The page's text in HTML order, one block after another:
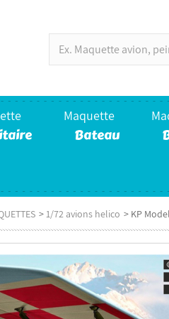
Maquette
Bateau
>1/72 avions helico > KP